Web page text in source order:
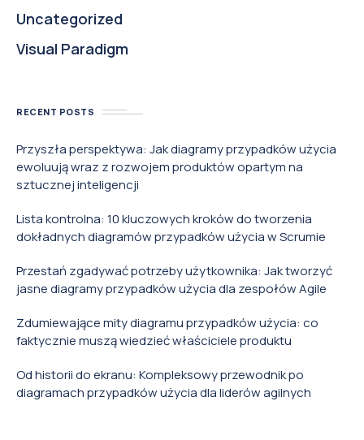
Uncategorized
Visual Paradigm
RECENT POSTS
Przyszła perspektywa: Jak diagramy przypadków użycia
ewoluują wraz z rozwojem produktów opartym na
sztucznej inteligencji
Lista kontrolna: 10 kluczowych kroków do tworzenia
dokładnych diagramów przypadków użycia w Scrumie
Przestań zgadywać potrzeby użytkownika: Jak tworzyć
jasne diagramy przypadków użycia dla zespołów Agile
Zdumiewające mity diagramu przypadków użycia: co
faktycznie muszą wiedzieć właściciele produktu
Od historii do ekranu: Kompleksowy przewodnik po
diagramach przypadków użycia dla liderów agilnych